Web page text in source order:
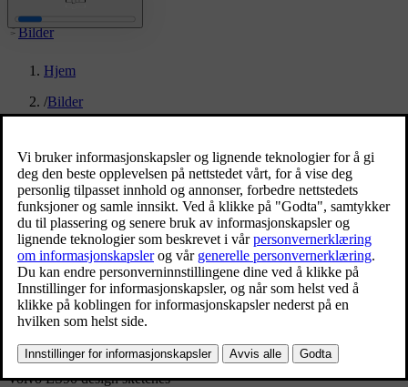
Bilder
Hjem
/Bilder
Volvo ES90 design sketches
3/5/2025
Bokmerke
Del
Last ned
Volvo ES90 design sketches